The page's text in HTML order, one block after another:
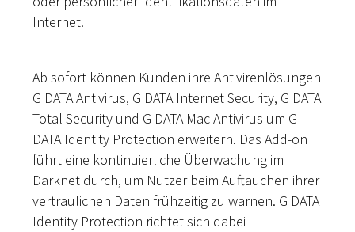
Internet.
Ab sofort können Kunden ihre Antivirenlösungen
G DATA Antivirus, G DATA Internet Security, G DATA
Total Security und G DATA Mac Antivirus um G
DATA Identity Protection erweitern. Das Add-on
führt eine kontinuierliche Überwachung im
Darknet durch, um Nutzer beim Auftauchen ihrer
vertraulichen Daten frühzeitig zu warnen. G DATA
Identity Protection richtet sich dabei